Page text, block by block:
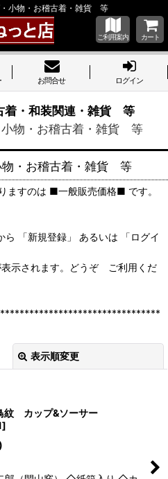
・小物・お稽古着・雑貨 等
ご利用案内 カート
お問合せ ログイン
着・和装関連・雑貨 等
小物・お稽古着・雑貨 等
物・お稽古着・雑貨 等
すのは ■一般販売価格■ です。
「新規登録」 あるいは 「ログイ
れます。どうぞ ご利用くだ
表示順変更
カップ&ソーサー
]